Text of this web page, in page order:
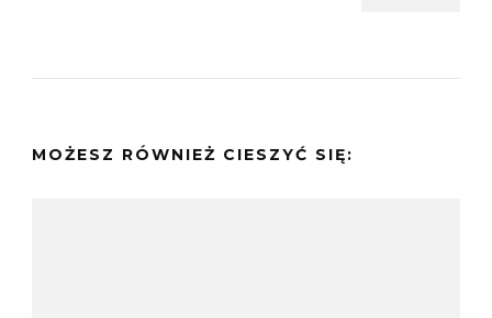
MOŻESZ RÓWNIEŻ CIESZYĆ SIĘ: